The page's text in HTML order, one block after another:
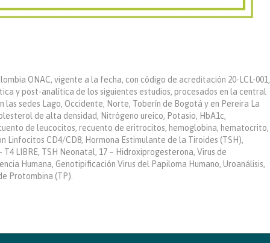
ONAC, vigente a la fecha, con código de acreditación 20-LCL-001,
y post-analítica de los siguientes estudios, procesados en la central
sedes Lago, Occidente, Norte, Toberín de Bogotá y en Pereira La
de alta densidad, Nitrógeno ureico, Potasio, HbA1c,
de leucocitos, recuento de eritrocitos, hemoglobina, hematocrito,
Linfocitos CD4/CD8, Hormona Estimulante de la Tiroides (TSH),
LIBRE, TSH Neonatal, 17 – Hidroxiprogesterona, Virus de
Humana, Genotipificación Virus del Papiloma Humano, Uroanálisis,
Protombina (TP).